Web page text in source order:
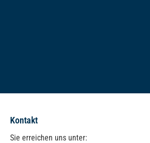
Kontakt
Sie erreichen uns unter: